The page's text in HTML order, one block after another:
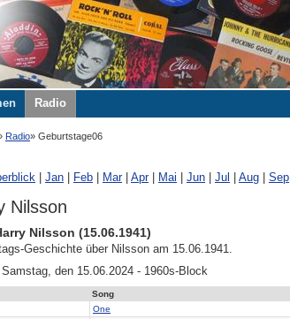
Radio
Radio Geburtstage06
Jan Feb Mar| Apr| Mai Jun Jul Aug Sep
Nilsson
Nilsson (15.06.1941)
Geschichte über Nilsson am 15.06.1941.
Samstag, den 15.06.2024 - 1960s-Block
Song
One